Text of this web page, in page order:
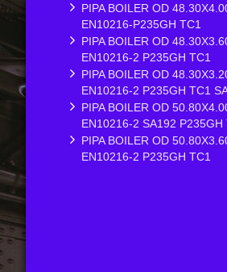
PIPA BOILER OD
EN10216-P235GH TC1
PIPA BOILER OD
EN10216-2 P235GH TC1
PIPA BOILER OD
EN10216-2 P235GH TC1
PIPA BOILER OD
EN10216-2 SA192 P235GH
PIPA BOILER OD
EN10216-2 P235GH TC1